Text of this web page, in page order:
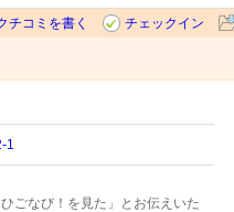
チコミを書く
チェックイン
1
ごなび！を見た」とお伝えいた